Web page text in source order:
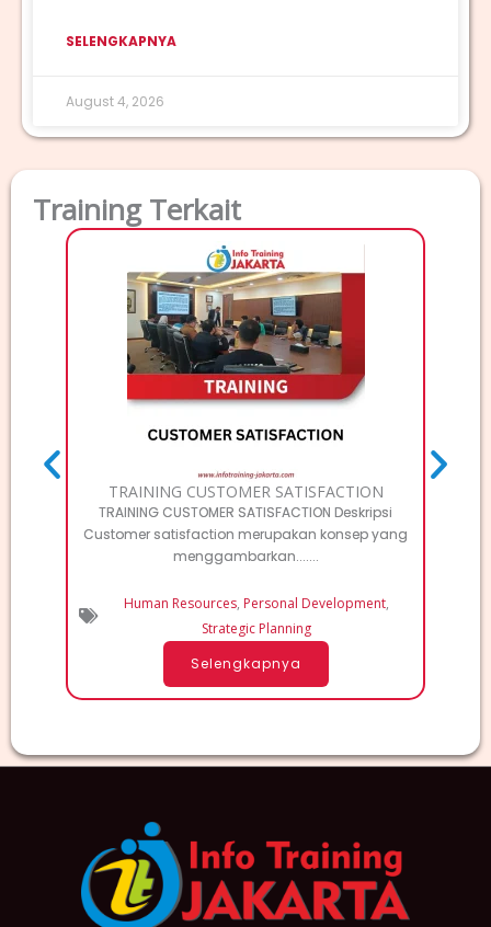
SELENGKAPNYA
August 4, 2026
Training Terkait
TRAINING CUSTOMER SATISFACTION
TRAINING CUSTOMER SATISFACTION Deskripsi
Customer satisfaction merupakan konsep yang
menggambarkan.......
Human Resources, Personal Development,
Strategic Planning
Selengkapnya